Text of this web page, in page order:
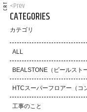
<Prev
CATEGORIES
カテゴリ
ALL
BEALSTONE（ビールスト
HTCスーパーフロアー（コ
工事のこと